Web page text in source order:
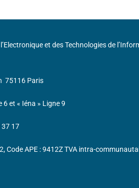
et des Technologies de
75116 Paris
6 et « Iéna » Ligne 9
37 17
Code APE : 9412Z TVA intra-